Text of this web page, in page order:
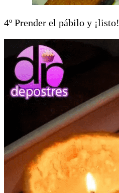
4º Prender el pábilo y ¡listo!